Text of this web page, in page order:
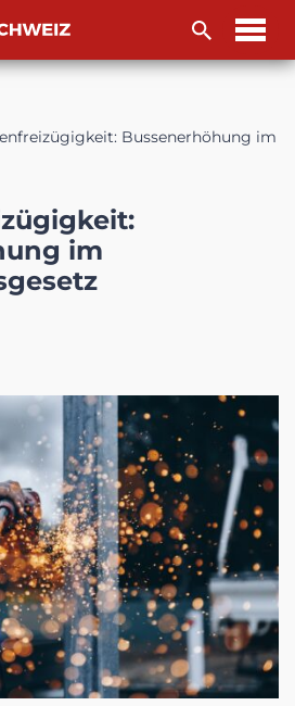
Bussenerhöhung im
im